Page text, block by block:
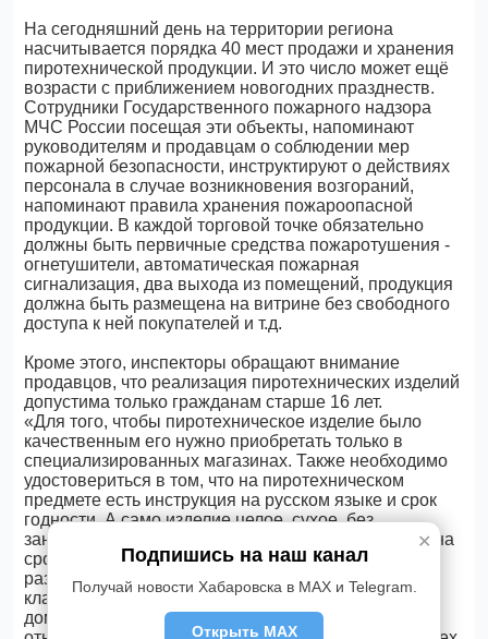
На сегодняшний день на территории региона
насчитывается порядка 40 мест продажи и хранения
пиротехнической продукции. И это число может ещё
возрасти с приближением новогодних празднеств.
Сотрудники Государственного пожарного надзора
МЧС России посещая эти объекты, напоминают
руководителям и продавцам о соблюдении мер
пожарной безопасности, инструктируют о действиях
персонала в случае возникновения возгораний,
напоминают правила хранения пожароопасной
продукции. В каждой торговой точке обязательно
должны быть первичные средства пожаротушения -
огнетушители, автоматическая пожарная
сигнализация, два выхода из помещений, продукция
должна быть размещена на витрине без свободного
доступа к ней покупателей и т.д.
Кроме этого, инспекторы обращают внимание
продавцов, что реализация пиротехнических изделий
допустима только гражданам старше 16 лет.
«Для того, чтобы пиротехническое изделие было
качественным его нужно приобретать только в
специализированных магазинах. Также необходимо
удостовериться в том, что на пиротехническом
предмете есть инструкция на русском языке и срок
годности. А само изделие целое, сухое, без
занятостей и повреждений. Обращайте внимание на
срок годности изделия. Для бытовых целей
разрешается использовать пиротехнику только 1-3
классов пожарной опасности. Причем запускать в
домашних условиях разрешено только изделия,
✕
Подпишись на наш канал
Получай новости Хабаровска в MAX и Telegram.
Открыть MAX